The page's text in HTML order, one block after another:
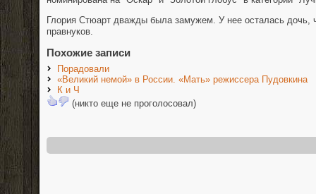
Глория Стюарт дважды была замужем. У нее осталась дочь,
правнуков.
Похожие записи
Порадовали
«Великий немой» в России. «Мать» режиссера Пудовкина
К и Ч
(никто еще не проголосовал)